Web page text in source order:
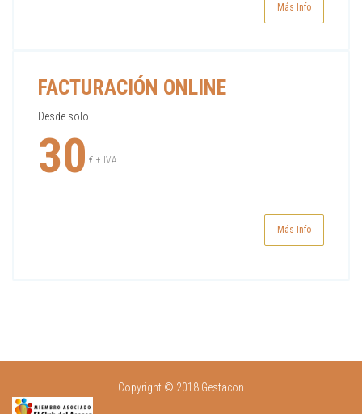
Más Info
FACTURACIÓN ONLINE
Desde solo
30 € + IVA
Más Info
Copyright © 2018 Gestacon